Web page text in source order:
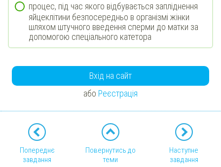
процес, під час якого відбувається запліднення
яйцеклітини безпосередньо в організмі жінки
шляхом штучного введення сперми до матки за
допомогою спеціального катетора
Вхід на сайт
або Реєстрація
Попереднє
завдання
Повернутись до
теми
Наступне
завдання